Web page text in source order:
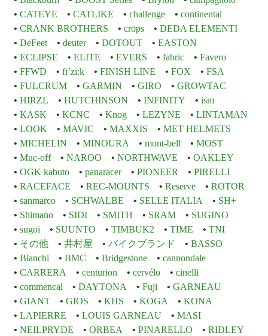
CATEYE
CATLIKE challenge
continental
CRANK BROTHERS
crops
DEDA ELEMENTI
DeFeet
deuter DOTOUT
EASTON
ECLIPSE
ELITE EVERS fabric
Favero
FFWD
fi’zi:k FINISH LINE FOX
FSA
FULCRUM
GARMIN GIRO
GROWTAC
HIRZL
HUTCHINSON INFINITY
ism
KASK
KCNC Knog LEZYNE
LINTAMAN
LOOK
MAVIC MAXXIS
MET HELMETS
MICHELIN
MINOURA mont-bell
MOST
Muc-off
NAROO NORTHWAVE
OAKLEY
OGK kabuto
panaracer PIONEER
PIRELLI
RACEFACE
REC-MOUNTS Reserve
ROTOR
sanmarco
SCHWALBE SELLE ITALIA
SH+
Shimano
SIDI SMITH SRAM
SUGINO
sugoi
SUUNTO TIMBUK2 TIME
TNI
その他
井村屋 バイクブランド
BASSO
Bianchi
BMC Bridgestone
cannondale
CARRERA
centurion cervélo
cinelli
commencal
DAYTONA Fuji
GARNEAU
GIANT
GIOS KHS KOGA
KONA
LAPIERRE
LOUIS GARNEAU
MASI
NEILPRYDE
ORBEA PINARELLO
RIDLEY